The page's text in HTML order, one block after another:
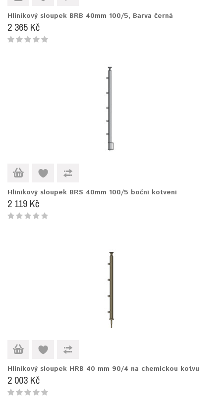
Hliníkový sloupek BRB 40mm 100/5, Barva černá
2 365 Kč
Hliníkový sloupek BRS 40mm 100/5 boční kotvení
2 119 Kč
Hliníkový sloupek HRB 40 mm 90/4 na chemickou kotvu
2 003 Kč